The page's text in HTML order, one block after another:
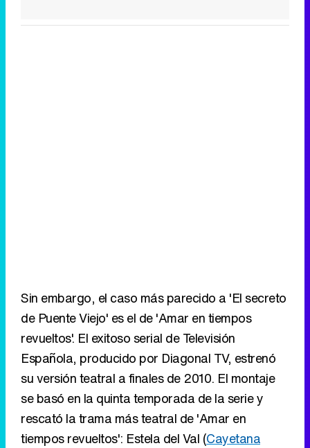
Sin embargo, el caso más parecido a 'El secreto
de Puente Viejo' es el de 'Amar en tiempos
revueltos'. El exitoso serial de Televisión
Española, producido por Diagonal TV, estrenó
su versión teatral a finales de 2010. El montaje
se basó en la quinta temporada de la serie y
rescató la trama más teatral de 'Amar en
tiempos revueltos': Estela del Val (Cayetana